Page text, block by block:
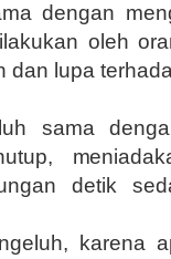
dengan
oleh
dan lupa
sama
detik
karena